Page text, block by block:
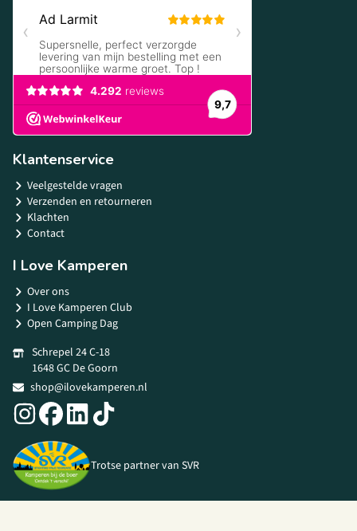
Klantenservice
Veelgestelde vragen
Verzenden en retourneren
Klachten
Contact
I Love Kamperen
Over ons
I Love Kamperen Club
Open Camping Dag
Schrepel 24 C-18
1648 GC De Goorn
shop@ilovekamperen.nl
Trotse partner van SVR